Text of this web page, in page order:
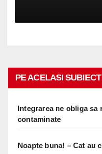
PE ACELASI SUBIECT
Integrarea ne obliga sa
contaminate
Noapte buna! – Cat au